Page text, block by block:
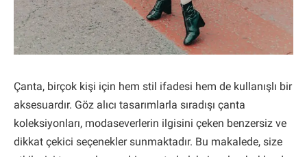
Çanta, birçok kişi için hem stil ifadesi hem de kullanışlı bir
aksesuardır. Göz alıcı tasarımlarla sıradışı çanta
koleksiyonları, modaseverlerin ilgisini çeken benzersiz ve
dikkat çekici seçenekler sunmaktadır. Bu makalede, size